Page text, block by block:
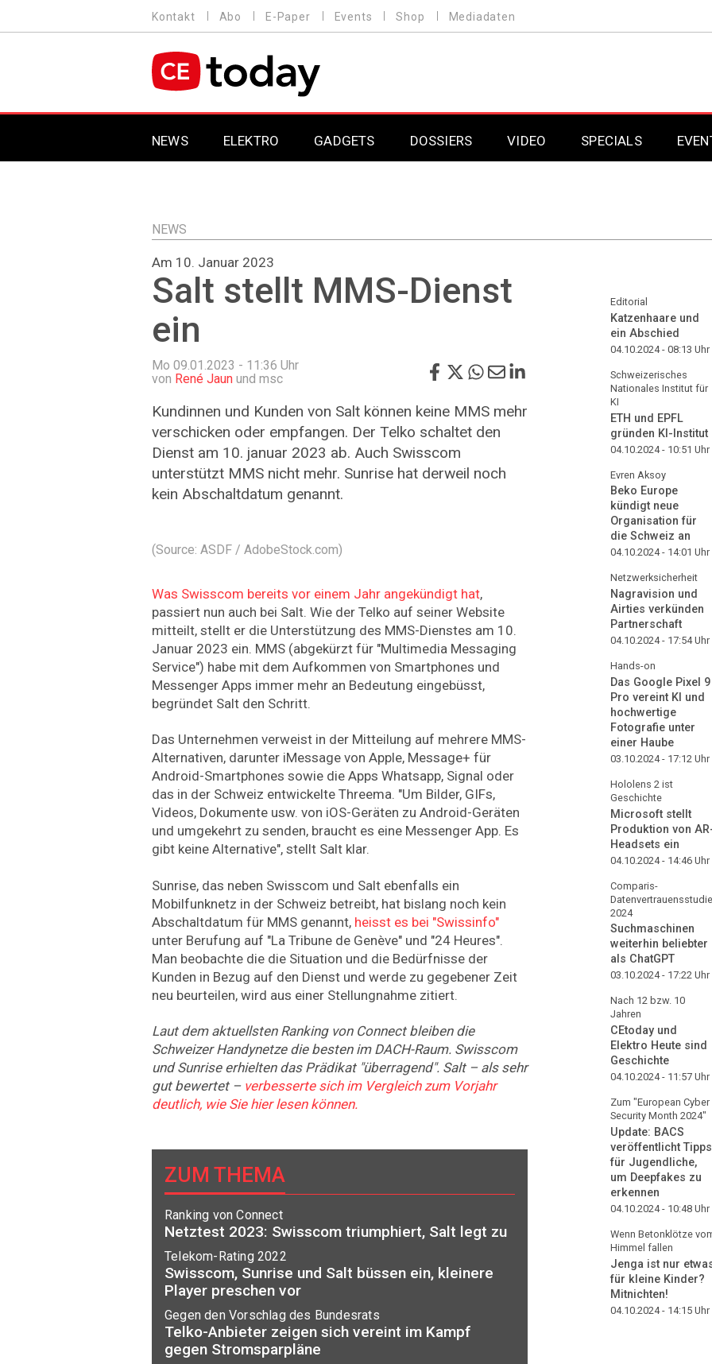
zum
MENU
Kontakt Abo E-Paper Events Shop Mediadaten
MAIN NAVIGATION
NEWS ELEKTRO GADGETS DOSSIERS
DAB+
VIDEO SPECIALS
Professional AV &
Professional AV &
NEWS
Am 10. Januar 2023
Salt stellt MMS-Dienst
ein
Mo 09.01.2023 - 11:36 Uhr
von René Jaun und msc
Kundinnen und Kunden von Salt können keine MMS mehr
verschicken oder empfangen. Der Telko schaltet den
Dienst am 10. januar 2023 ab. Auch Swisscom
unterstützt MMS nicht mehr. Sunrise hat derweil noch
kein Abschaltdatum genannt.
(Source: ASDF / AdobeStock.com)
Was Swisscom bereits vor einem Jahr angekündigt hat,
passiert nun auch bei Salt. Wie der Telko auf seiner Website
mitteilt, stellt er die Unterstützung des MMS-Dienstes am 10.
Januar 2023 ein. MMS (abgekürzt für "Multimedia Messaging
Service") habe mit dem Aufkommen von Smartphones und
Messenger Apps immer mehr an Bedeutung eingebüsst,
begründet Salt den Schritt.
Das Unternehmen verweist in der Mitteilung auf mehrere MMS-
Alternativen, darunter iMessage von Apple, Message+ für
Android-Smartphones sowie die Apps Whatsapp, Signal oder
das in der Schweiz entwickelte Threema. "Um Bilder, GIFs,
Videos, Dokumente usw. von iOS-Geräten zu Android-Geräten
und umgekehrt zu senden, braucht es eine Messenger App. Es
gibt keine Alternative", stellt Salt klar.
Sunrise, das neben Swisscom und Salt ebenfalls ein
Mobilfunknetz in der Schweiz betreibt, hat bislang noch kein
Abschaltdatum für MMS genannt, heisst es bei "Swissinfo"
unter Berufung auf "La Tribune de Genève" und "24 Heures".
Man beobachte die die Situation und die Bedürfnisse der
Kunden in Bezug auf den Dienst und werde zu gegebener Zeit
neu beurteilen, wird aus einer Stellungnahme zitiert.
Laut dem aktuellsten Ranking von Connect bleiben die
Schweizer Handynetze die besten im DACH-Raum. Swisscom
und Sunrise erhielten das Prädikat "überragend". Salt – als sehr
gut bewertet – verbesserte sich im Vergleich zum Vorjahr
deutlich, wie Sie hier lesen können.
ZUM THEMA
Ranking von Connect
Netztest 2023: Swisscom triumphiert, Salt legt zu
Telekom-Rating 2022
Swisscom, Sunrise und Salt büssen ein, kleinere
Player preschen vor
Gegen den Vorschlag des Bundesrats
Telko-Anbieter zeigen sich vereint im Kampf
gegen Stromsparpläne
Editorial
Katzenhaare und
ein Abschied
04.10.2024 - 08:13 Uhr
Schweizerisches
Nationales Institut für
KI
ETH und EPFL
gründen KI-Institut
04.10.2024 - 10:51 Uhr
Evren Aksoy
Beko Europe
kündigt neue
Organisation für
die Schweiz an
04.10.2024 - 14:01 Uhr
Netzwerksicherheit
Nagravision und
Airties verkünden
Partnerschaft
04.10.2024 - 17:54Uhr
Hands-on
Das Google Pixel 9
Pro vereint KI und
hochwertige
Fotografie unter
einer Haube
03.10.2024 - 17:12 Uhr
Hololens 2 ist
Geschichte
Microsoft stellt
Produktion von
Headsets ein
04.10.2024 - 14:46 Uhr
Comparis-
Datenvertrauensstudie
2024
Suchmaschinen
weiterhin beliebter
als ChatGPT
03.10.2024 - 17:22 Uhr
Nach 12 bzw. 10
Jahren
CEtoday und
Elektro Heute sind
Geschichte
04.10.2024 - 11:57 Uhr
Zum "European Cyber
Security Month 2024"
Update: BACS
veröffentlicht Tipps
für Jugendliche,
um Deepfakes zu
erkennen
04.10.2024 - 10:48 Uhr
Wenn Betonklötze
Himmel fallen
Jenga ist nur
für kleine Kinder?
Mitnichten!
04.10.2024 - 14:15 Uhr